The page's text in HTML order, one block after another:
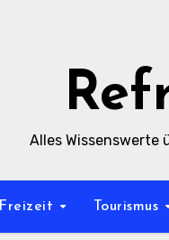
Alles Wissenswerte
Freizeit Tourismus